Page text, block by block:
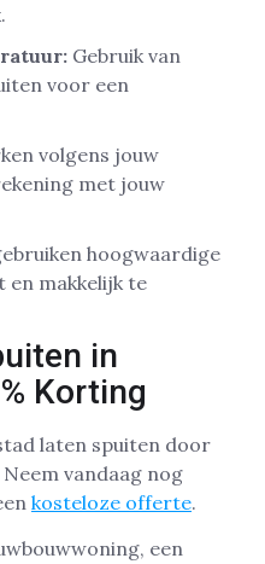
Gebruik van
voor een
volgens jouw
met jouw
hoogwaardige
en makkelijk te
in
Korting
laten spuiten door
vandaag nog
kosteloze offerte.
een